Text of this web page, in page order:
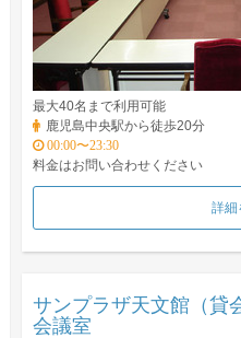
最大40名まで利用可能
鹿児島中央駅から徒歩20分
00:00〜23:30
料金はお問い合わせください
詳細
サンプラザ天文館（貸
会議室